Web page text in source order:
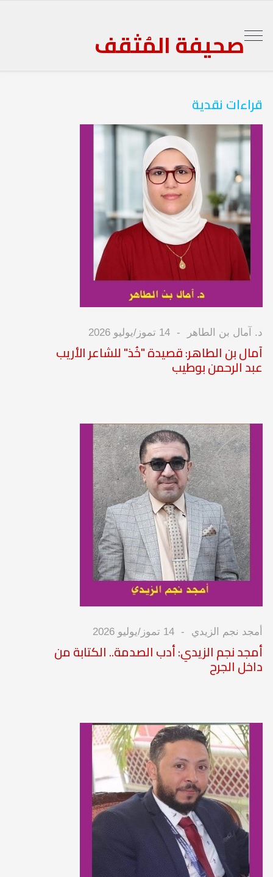
صحيفة المُثقف
قراءات نقدية
د. آمال بن الطاهر 14 تموز/يوليو 2026
آمال بن الطاهر: قصيدة "خُذ" للشاعر الأريب
عبد الرحمن بوطيب
أمجد نجم الزيدي 14 تموز/يوليو 2026
أمجد نجم الزيدي: أدب الصدمة.. الكتابة من
داخل الجرح